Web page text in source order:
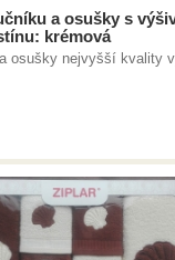
a osušky s
krémová
osušky nejvyšší kvality